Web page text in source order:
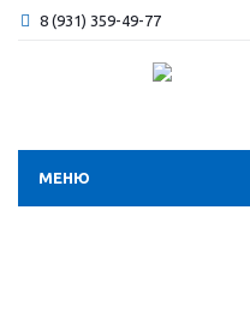
8 (931) 359-49-77
МЕНЮ